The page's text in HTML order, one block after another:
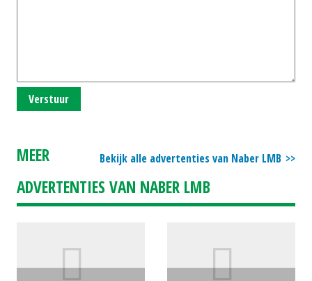
Verstuur
Bekijk alle advertenties van Naber LMB
MEER
ADVERTENTIES VAN NABER LMB